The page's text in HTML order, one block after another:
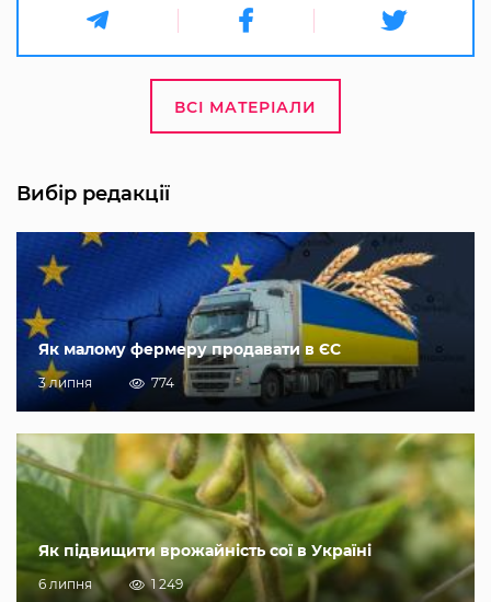
ВСІ МАТЕРІАЛИ
Вибір редакції
Як малому фермеру продавати в ЄС
3 липня 774
Як підвищити врожайність сої в Україні
6 липня 1 249